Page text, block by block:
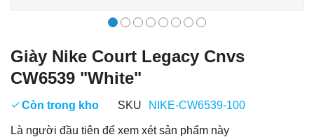
Giày Nike Court Legacy Cnvs
CW6539 "White"
Còn trong kho SKU NIKE-CW6539-100
Là người đầu tiên để xem xét sản phẩm này